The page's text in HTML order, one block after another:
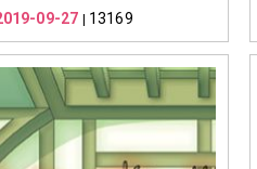
09-27 13169